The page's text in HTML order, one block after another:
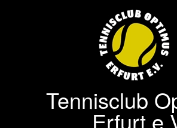
Tennisclub
Erfurt